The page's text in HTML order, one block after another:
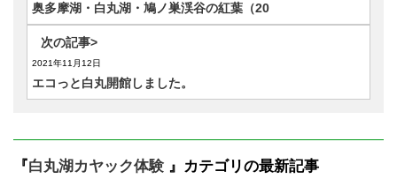
奥多摩湖・白丸湖・鳩ノ巣渓谷の紅葉（20
次の記事>
2021年11月12日
エコっと白丸開館しました。
『白丸湖カヤック体験 』カテゴリの最新記事